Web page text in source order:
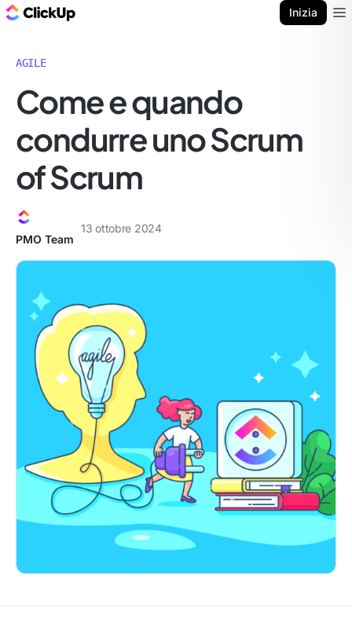
Inizia
AGILE
Come e quando
condurre uno Scrum
of Scrum
PMO Team
13 ottobre 2024